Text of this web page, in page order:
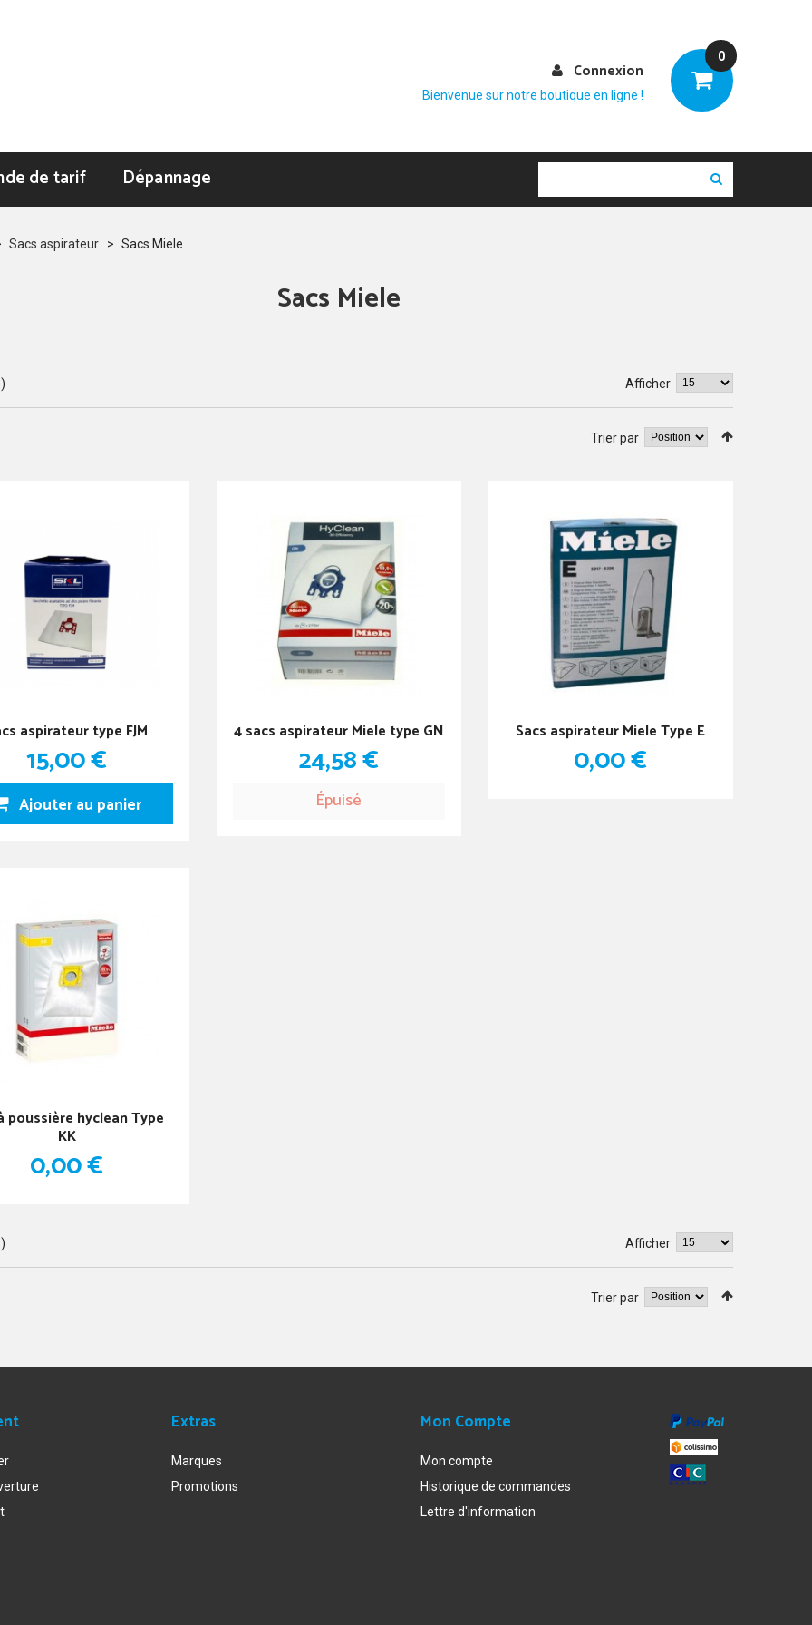
0
Connexion
Bienvenue sur notre boutique en ligne !
de tarif Dépannage
Sacs aspirateur > Sacs Miele
Sacs Miele
Afficher
Trier par
aspirateur type FJM
15,00 €
Ajouter au panier
4 sacs aspirateur Miele type GN
24,58 €
Épuisé
Sacs aspirateur Miele Type E
0,00 €
poussière hyclean Type
KK
0,00 €
Afficher
Trier par
Extras
Marques
Promotions
Mon Compte
Mon compte
Historique de commandes
Lettre d'information